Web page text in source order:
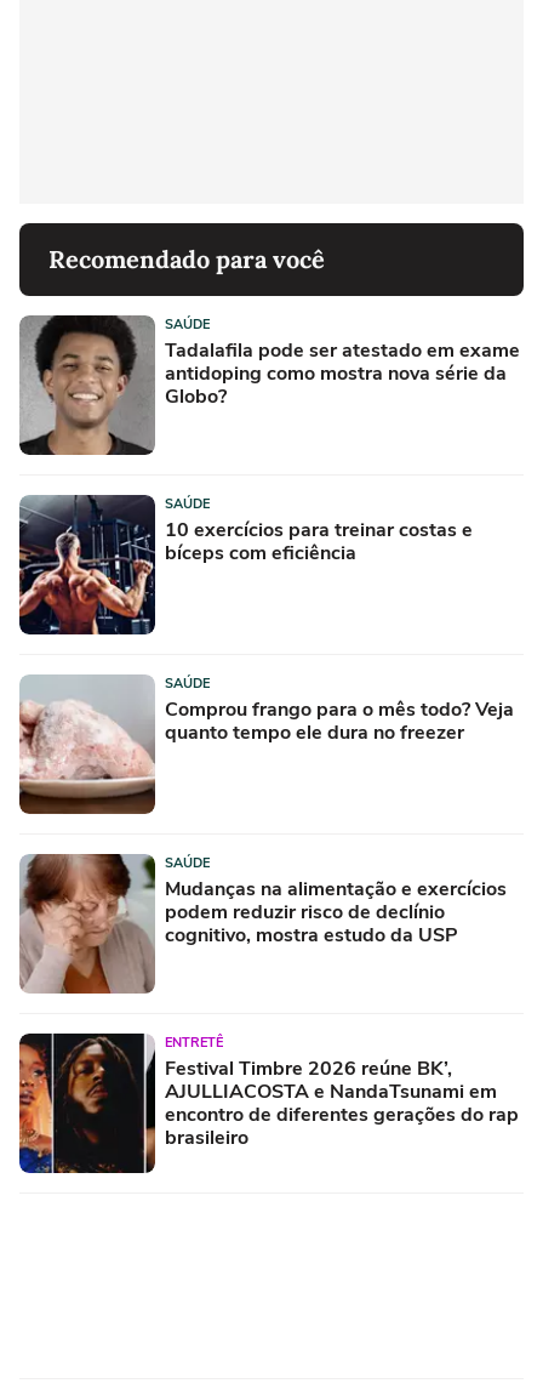
Recomendado para você
SAÚDE
Tadalafila pode ser atestado em exame
antidoping como mostra nova série da
Globo?
SAÚDE
10 exercícios para treinar costas e
bíceps com eficiência
SAÚDE
Comprou frango para o mês todo? Veja
quanto tempo ele dura no freezer
SAÚDE
Mudanças na alimentação e exercícios
podem reduzir risco de declínio
cognitivo, mostra estudo da USP
ENTRETÊ
Festival Timbre 2026 reúne BK’,
AJULLIACOSTA e NandaTsunami em
encontro de diferentes gerações do rap
brasileiro